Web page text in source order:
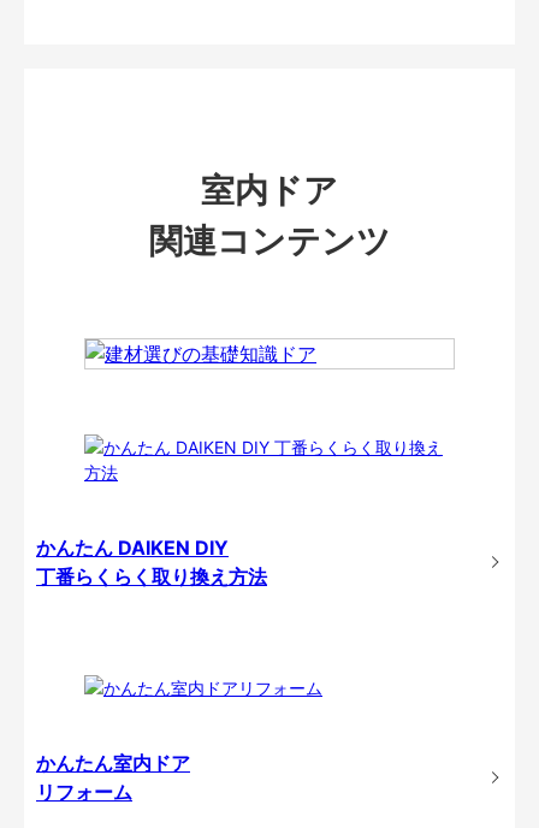
室内ドア
関連コンテンツ
かんたん DAIKEN DIY
丁番らくらく取り換え方法
かんたん室内ドア
リフォーム